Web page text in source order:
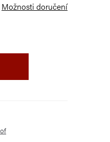
Možnosti doručení